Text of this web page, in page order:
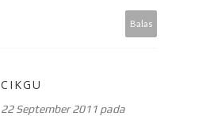
Balas
CIKGU
22 September 2011 pada